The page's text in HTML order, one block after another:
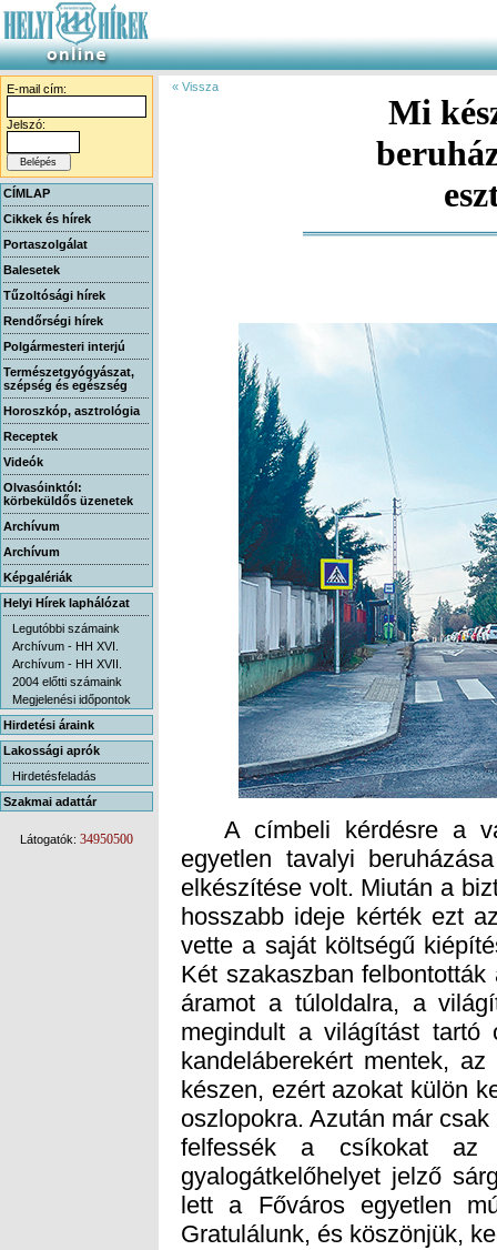
E-mail cím:
Jelszó:
CÍMLAP
Cikkek és hírek
Portaszolgálat
Balesetek
Tűzoltósági hírek
Rendőrségi hírek
Polgármesteri interjú
Természetgyógyászat,
szépség és egészség
Horoszkóp, asztrológia
Receptek
Videók
Olvasóinktól:
körbeküldős üzenetek
Archívum
Archívum
Képgalériák
Helyi Hírek laphálózat
Legutóbbi számaink
Archívum - HH XVI.
Archívum - HH XVII.
2004 előtti számaink
Megjelenési időpontok
Hirdetési áraink
Lakossági aprók
Hirdetésfeladás
Szakmai adattár
Látogatók: 34950500
« Vissza
Mi
A címbeli kérdésre a
egyetlen tavalyi
elkészítése volt. Miután a
hosszabb ideje kérték ezt
vette a saját költségű
Két szakaszban
áramot a túloldalra, a
megindult a világítást
kandeláberekért mentek,
készen, ezért azokat külön
oszlopokra. Azután már
felfessék a csíkokat
gyalogátkelőhelyet jelző
lett a Főváros egyetlen
Gratulálunk, és köszönjük,